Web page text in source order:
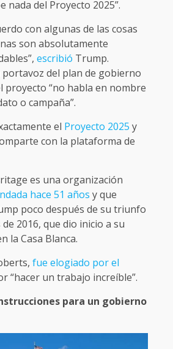
nada del Proyecto 2025”.
con algunas de las cosas
son absolutamente
escribió Trump.
del plan de gobierno
proyecto “no habla en nombre
o campaña”.
el Proyecto 2025 y
con la plataforma de
es una organización
hace 51 años y que
poco después de su triunfo
2016, que dio inicio a su
la Casa Blanca.
fue elogiado por el
“hacer un trabajo increíble”.
para un gobierno